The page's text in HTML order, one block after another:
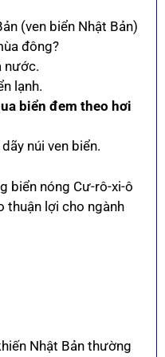
(ven biển Nhật Bản)
đông?
nước.
lạnh.
biển đem theo hơi
núi ven biển.
biển nóng Cư-rô-xi-ô
thuận lợi cho ngành
Nhật Bản thường